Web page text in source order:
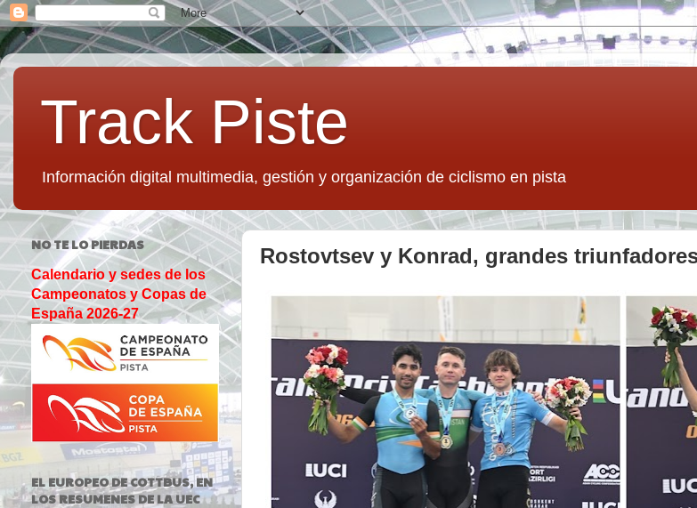
Track Piste
Información digital multimedia, gestión y organización de ciclismo en pista
Rostovtsev y Konrad, grandes
NO TE LO PIERDAS
Calendario y sedes de los
Campeonatos y Copas de
España 2026-27
EL EUROPEO DE COTTBUS, EN
LOS RESUMENES DE LA UEC